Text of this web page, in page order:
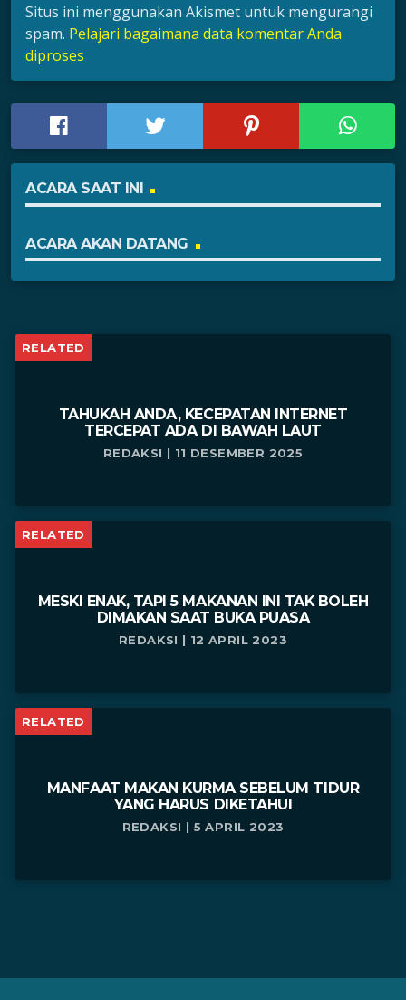
Situs ini menggunakan Akismet untuk mengurangi
spam. Pelajari bagaimana data komentar Anda
diproses
ACARA SAAT INI
ACARA AKAN DATANG
RELATED
TAHUKAH ANDA, KECEPATAN INTERNET
TERCEPAT ADA DI BAWAH LAUT
REDAKSI | 11 DESEMBER 2025
RELATED
MESKI ENAK, TAPI 5 MAKANAN INI TAK BOLEH
DIMAKAN SAAT BUKA PUASA
REDAKSI | 12 APRIL 2023
RELATED
MANFAAT MAKAN KURMA SEBELUM TIDUR
YANG HARUS DIKETAHUI
REDAKSI | 5 APRIL 2023